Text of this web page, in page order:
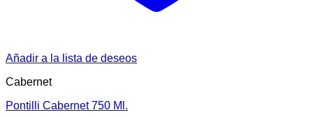
Añadir a la lista de deseos
Cabernet
Pontilli Cabernet 750 Ml.